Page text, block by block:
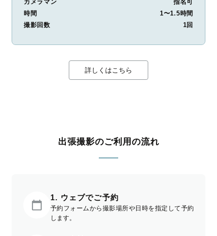
カメラマン
指名可
時間
1〜1.5時間
撮影回数
1回
詳しくはこちら
出張撮影のご利用の流れ
1. ウェブでご予約
予約フォームから撮影場所や日時を指定して予約
します。